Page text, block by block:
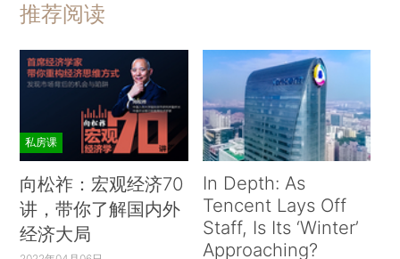
推荐阅读
私房课
向松祚：宏观经济70
讲，带你了解国内外
经济大局
In Depth: As
Tencent Lays Off
Staff, Is Its ‘Winter’
Approaching?